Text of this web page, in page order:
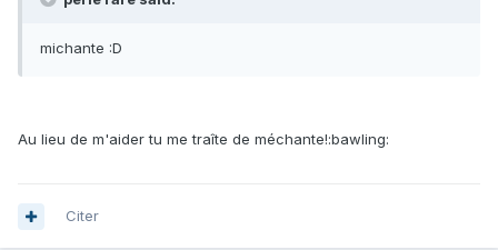
michante :D
Au lieu de m'aider tu me traîte de méchante!:bawling:
Citer